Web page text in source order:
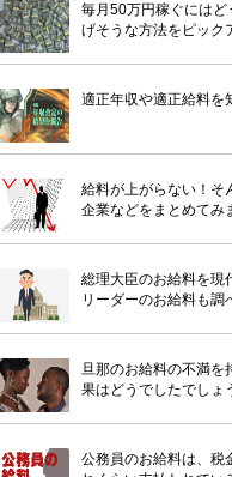
毎月50万円稼ぐには
げそうな方法をピック
適正年収や適正給料を
給料が上がらない！そ
企業などをまとめてみ
総理大臣のお給料を現
リーダーのお給料も調
旦那のお給料の不満を
果はどうでしたでしょ
公務員のお給料は、税